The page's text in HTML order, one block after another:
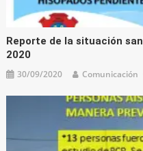
Reporte de la situación
2020
30/09/2020 Comunicación